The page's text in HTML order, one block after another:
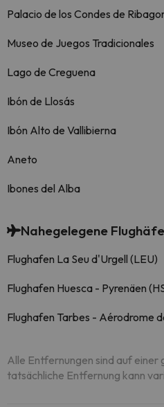
Palacio de los Condes de
Museo de Juegos Tradicionales
Lago de Creguena
Ibón de Llosás
Ibón Alto de Vallibierna
Aneto
Ibones del Alba
Nahegelegene
Flughafen La Seu d'Urgell (LEU)
Flughafen Huesca - Pyrenäen
Flughafen Tarbes - Aérodrome
Alle Entfernungen sind auf einer
tatsächliche Entfernung kann